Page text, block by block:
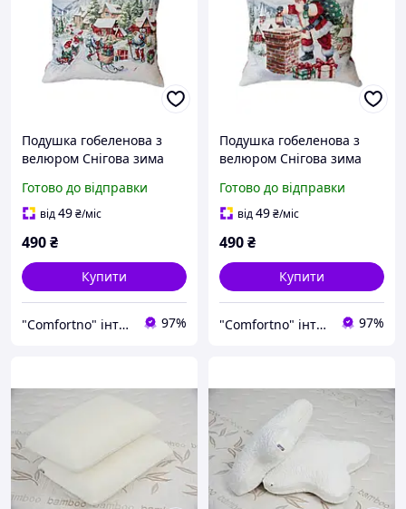
Подушка гобеленова з
велюром Снігова зима
Готово до відправки
від49₴/міс
490₴
Купити
"Comfortno" інтернет-магазин комфортного шопінгу 97%
Подушка гобеленова з
велюром Снігова зима
Готово до відправки
від49₴/міс
490₴
Купити
"Comfortno" інтернет-магазин комфортного шопінгу 97%